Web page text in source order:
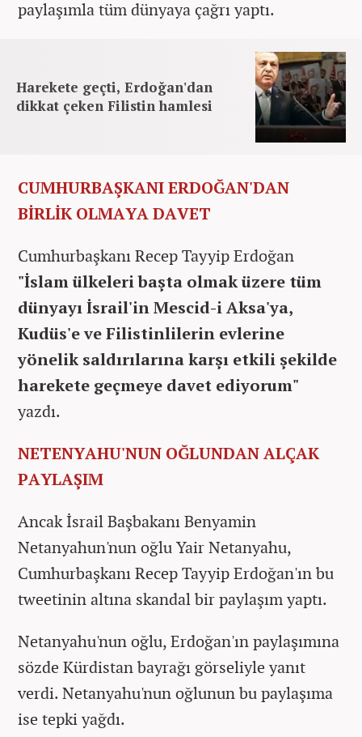
paylaşımla tüm dünyaya çağrı yaptı.
Harekete geçti, Erdoğan'dan
dikkat çeken Filistin hamlesi
CUMHURBAŞKANI ERDOĞAN'DAN
BİRLİK OLMAYA DAVET
Cumhurbaşkanı Recep Tayyip Erdoğan
"İslam ülkeleri başta olmak üzere tüm
dünyayı İsrail'in Mescid-i Aksa'ya,
Kudüs'e ve Filistinlilerin evlerine
yönelik saldırılarına karşı etkili şekilde
harekete geçmeye davet ediyorum"
yazdı.
NETENYAHU'NUN OĞLUNDAN ALÇAK
PAYLAŞIM
Ancak İsrail Başbakanı Benyamin
Netanyahun'nun oğlu Yair Netanyahu,
Cumhurbaşkanı Recep Tayyip Erdoğan'ın bu
tweetinin altına skandal bir paylaşım yaptı.
Netanyahu'nun oğlu, Erdoğan'ın paylaşımına
sözde Kürdistan bayrağı görseliyle yanıt
verdi. Netanyahu'nun oğlunun bu paylaşıma
ise tepki yağdı.